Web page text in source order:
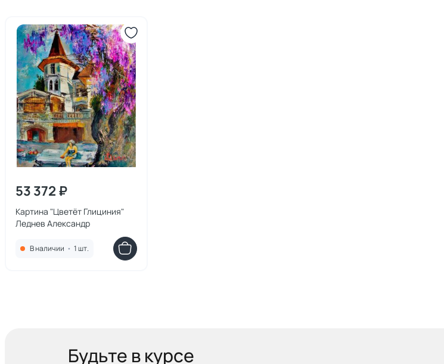
53 372 ₽
Картина "Цветёт Глициния"
Леднев Александр
В наличии • 1 шт.
Будьте в курсе